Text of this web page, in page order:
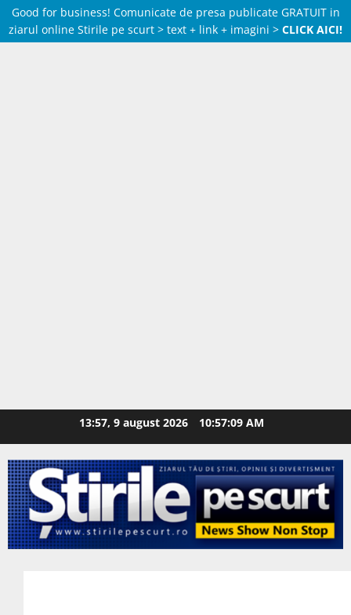
Good for business! Comunicate de presa publicate GRATUIT in
ziarul online Stirile pe scurt > text + link + imagini > CLICK AICI!
13:57, 9 august 2026 10:57:10 AM